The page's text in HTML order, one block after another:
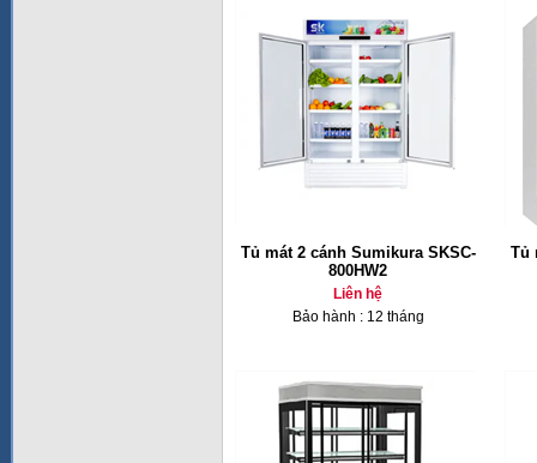
Tủ mát 2 cánh Sumikura SKSC-
800HW2
Liên hệ
Bảo hành : 12 tháng
Tủ